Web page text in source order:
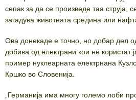
сепак за да се произведе таа струја,
загадува животната средина или
Ова донекаде е точно, но добар дел
добива од електрани кои не користат
пример нуклеарната електрнана
Кршко во Словенија.
„Германија има многу големо лоби